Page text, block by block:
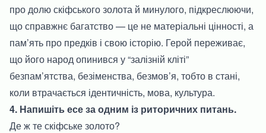
про долю скіфського золота й минулого, підкреслюючи,
що справжнє багатство — це не матеріальні цінності, а
пам’ять про предків і свою історію. Герой переживає,
що його народ опинився у “залізній кліті”
безпам’ятства, безіменства, безмов’я, тобто в стані,
коли втрачається ідентичність, мова, культура.
4. Напишіть есе за одним із риторичних питань.
Де ж те скіфське золото?